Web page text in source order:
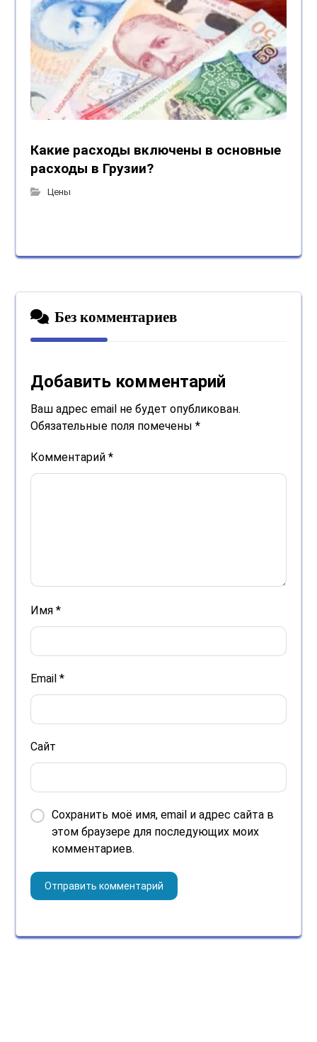
Какие расходы включены в основные
расходы в Грузии?
Цены
Без комментариев
Добавить комментарий
Ваш адрес email не будет опубликован.
Обязательные поля помечены*
Комментарий*
Имя*
Email*
Сайт
Сохранить моё имя, email и адрес сайта в
этом браузере для последующих моих
комментариев.